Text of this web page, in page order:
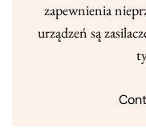
zapewnienia
urządzeń są